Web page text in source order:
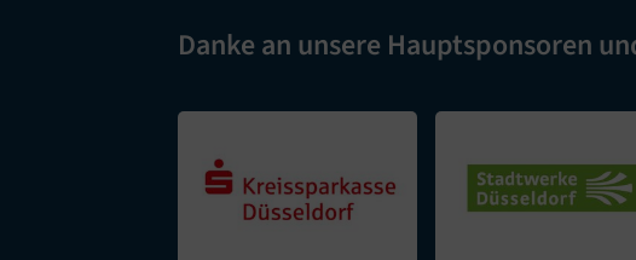
Danke an unsere Hauptsponsoren